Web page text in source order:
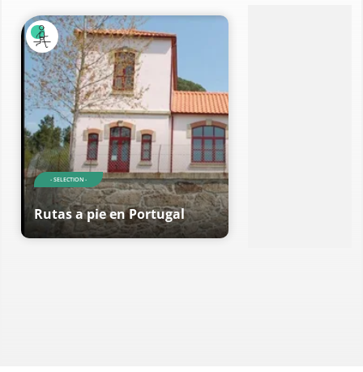
- SELECTION -
Rutas a pie en Portugal